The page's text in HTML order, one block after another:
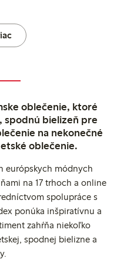
oblečenie, ktoré
spodnú bielizeň pre
na nekonečné
oblečenie.
európskych módnych
na 17 trhoch a online
spolupráce s
ponúka inšpiratívnu a
zahŕňa niekoľko
spodnej bielizne a